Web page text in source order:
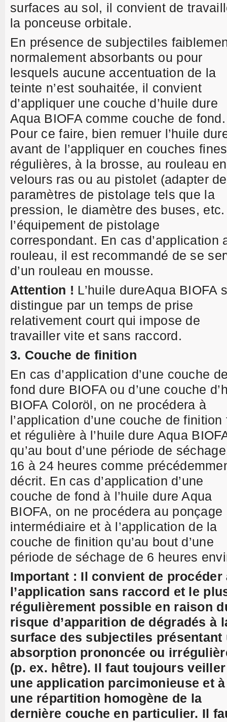
surfaces au sol, il convient de
la ponceuse orbitale.
En présence de subjectiles
normalement absorbants ou pour
lesquels aucune accentuation de la
teinte n’est souhaitée, il convient
d’appliquer une couche d’huile dure
Aqua BIOFA comme couche de fond.
Pour ce faire, bien remuer l’huile
avant de l’appliquer en couches
régulières, à la brosse, au rouleau en
velours ras ou au pistolet (adapter
paramètres de pistolage tels que la
pression, le diamètre des buses,
l’équipement de pistolage
correspondant. En cas d’application
rouleau, il est recommandé de se
d’un rouleau en mousse.
Attention ! L’huile dureAqua BIOFA
distingue par un temps de prise
relativement court qui impose de
travailler vite et sans raccord.
3. Couche de finition
En cas d’application d’une couche
fond dure BIOFA ou d’une couche
BIOFA Coloröl, on ne procédera à
l’application d’une couche de finition
et régulière à l’huile dure Aqua
qu’au bout d’une période de
16 à 24 heures comme
décrit. En cas d’application d’une
couche de fond à l’huile dure Aqua
BIOFA, on ne procédera au ponçage
intermédiaire et à l’application de la
couche de finition qu’au bout d’une
période de séchage de 6 heures
Important : Il convient de procéder
l’application sans raccord et le
régulièrement possible en raison
risque d’apparition de dégradés à
surface des subjectiles présentant
absorption prononcée ou
(p. ex. hêtre). Il faut toujours
une application parcimonieuse et à
une répartition homogène de la
dernière couche en particulier. Il